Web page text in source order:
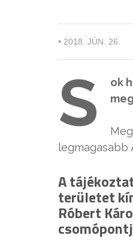
• 2018. JÚN. 26.
S
ok
legmagasabb
A
területet
Róbert